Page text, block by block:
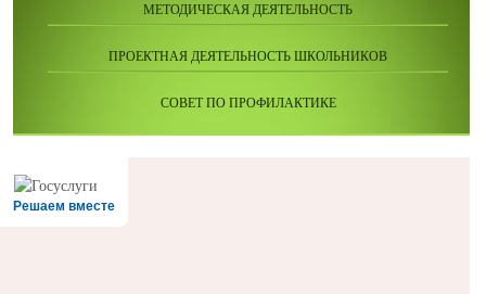
МЕТОДИЧЕСКАЯ ДЕЯТЕЛЬНОСТЬ
ПРОЕКТНАЯ ДЕЯТЕЛЬНОСТЬ ШКОЛЬНИКОВ
СОВЕТ ПО ПРОФИЛАКТИКЕ
Решаем вместе